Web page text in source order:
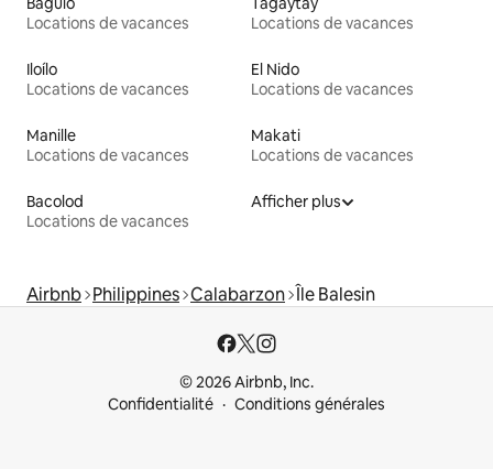
Locations de vacances
Locations de vacances
Iloílo
Locations de vacances
El Nido
Locations de vacances
Manille
Locations de vacances
Makati
Locations de vacances
Bacolod
Locations de vacances
Afficher plus
Airbnb Philippines Calabarzon Île Balesin
© 2026 Airbnb, Inc.
Confidentialité
Conditions générales